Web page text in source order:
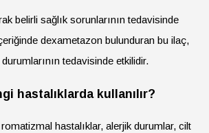
belirli sağlık sorunlarının tedavisinde
dexametazon bulunduran bu ilaç,
tedavisinde etkilidir.
hastalıklarda kullanılır?
hastalıklar, alerjik durumlar, cilt